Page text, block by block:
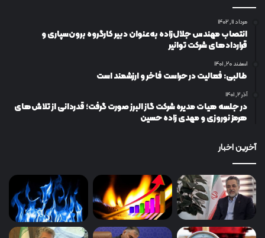
مرداد ۱۱, ۱۴۰۲
انتصاب مهندس جلال‌زاده به‌عنوان دبیر كارگروه برون‌سپاری و
قراردادهای شركت توانیر
اسفند ۲۰, ۱۴۰۱
طالبی: فعالیت در حراست فاخر و ارزشمند است
آذر ۲, ۱۴۰۱
در جلسه هیات مدیره شرکت گاز البرز صورت گرفت؛ قدردانی از تلاش‌های
هرمز نوروزی و مهدی زاده حسین
آخرین اخبار